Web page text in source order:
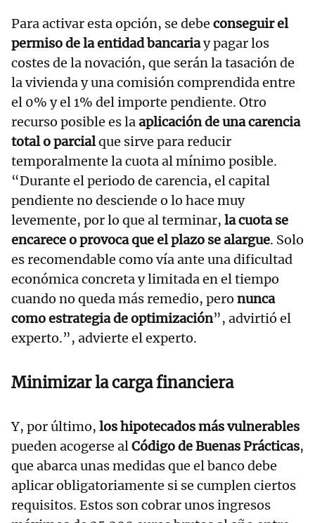
Para activar esta opción, se debe conseguir el
permiso de la entidad bancariay pagar los
costes de la novación, que serán la tasación de
la vivienda y una comisión comprendida entre
el 0% y el 1% del importe pendiente. Otro
recurso posible es laaplicación de una carencia
total o parcialque sirve para reducir
temporalmente la cuota al mínimo posible.
“Durante el periodo de carencia, el capital
pendiente no desciende o lo hace muy
levemente, por lo que al terminar, la cuota se
encarece o provoca que el plazo se alargue. Solo
es recomendable como vía ante una dificultad
económica concreta y limitada en el tiempo
cuando no queda más remedio, pero nunca
como estrategia de optimización”, advirtió el
experto.”, advierte el experto.
Minimizar la carga financiera
Y, por último, los hipotecados más vulnerables
pueden acogerse alCódigo de Buenas Prácticas,
que abarca unas medidas que el banco debe
aplicar obligatoriamente si se cumplen ciertos
requisitos. Estos son cobrar unos ingresos